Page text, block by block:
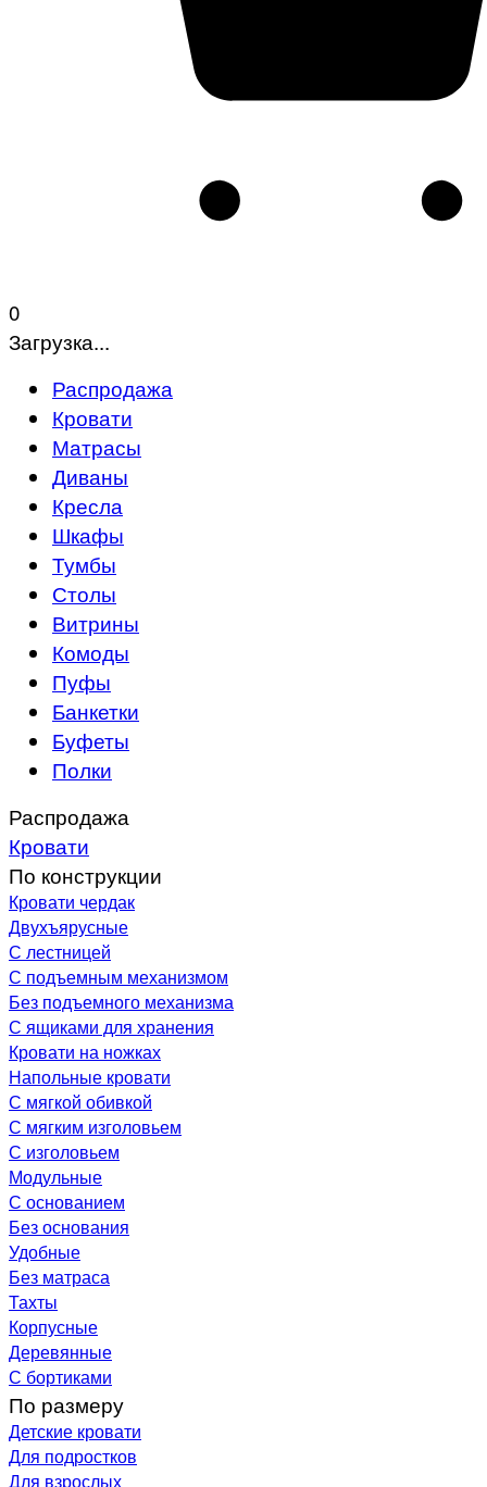
0
Загрузка...
Распродажа
Кровати
Матрасы
Диваны
Кресла
Шкафы
Тумбы
Столы
Витрины
Комоды
Пуфы
Банкетки
Буфеты
Полки
Распродажа
Кровати
По конструкции
Кровати чердак
Двухъярусные
С лестницей
С подъемным механизмом
Без подъемного механизма
С ящиками для хранения
Кровати на ножках
Напольные кровати
С мягкой обивкой
С мягким изголовьем
С изголовьем
Модульные
С основанием
Без основания
Удобные
Без матраса
Тахты
Корпусные
Деревянные
С бортиками
По размеру
Детские кровати
Для подростков
Для взрослых